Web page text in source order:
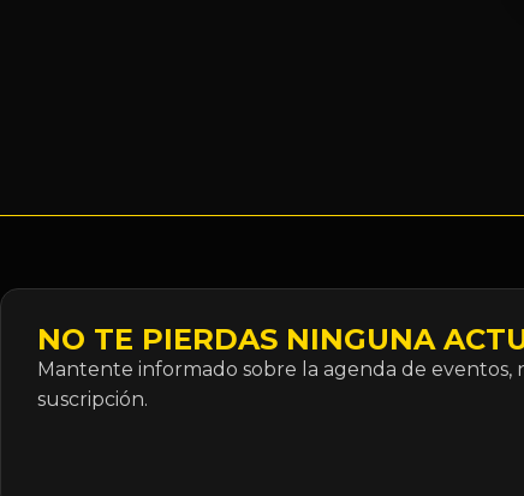
NO TE PIERDAS NINGUNA
Mantente informado sobre la agenda de eventos,
suscripción.